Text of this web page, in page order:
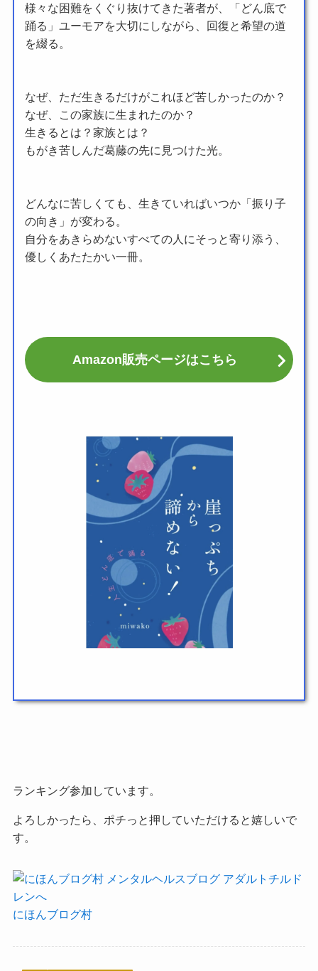
様々な困難をくぐり抜けてきた著者が、「どん底で
踊る」ユーモアを大切にしながら、回復と希望の道
を綴る。
なぜ、ただ生きるだけがこれほど苦しかったのか？
なぜ、この家族に生まれたのか？
生きるとは？家族とは？
もがき苦しんだ葛藤の先に見つけた光。
どんなに苦しくても、生きていればいつか「振り子
の向き」が変わる。
自分をあきらめないすべての人にそっと寄り添う、
優しくあたたかい一冊。
Amazon販売ページはこちら
ランキング参加しています。
よろしかったら、ポチっと押していただけると嬉しいで
す。
にほんブログ村